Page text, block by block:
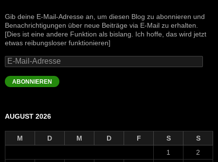
Gib deine E-Mail-Adresse an, um diesen Blog zu abonnieren und
Benachrichtigungen über neue Beiträge via E-Mail zu erhalten.
[Dies ist eine andere Funktion als bislang. Ich hoffe, das wird jetzt
etwas reibungsloser funktionieren]
E-
Mail-
Adresse
ABONNIEREN
AUGUST 2026
M D M D F S
S
1
2